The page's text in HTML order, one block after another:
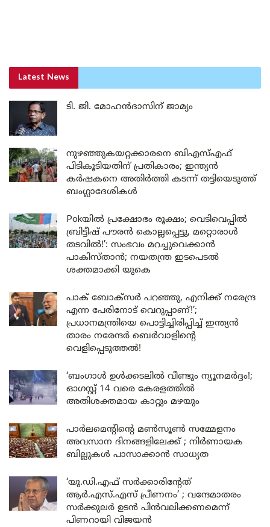
Latest News
ടി. ജി. മോഹൻദാസിന് ജാമ്യം
നുഴഞ്ഞുകയറ്റക്കാരനെ ബിഎസ്എഫ്
പിടികൂടിയതിന് പ്രതികാരം; ഇന്ത്യൻ
കർഷകനെ അതിർത്തി കടന്ന് തട്ടിയെടുത്ത്
ബംഗ്ലാദേശികൾ
Pokയിൽ പ്രക്ഷോഭം രൂക്ഷം; വെടിവെപ്പിൽ
ബ്രിട്ടീഷ് പൗരൻ കൊല്ലപ്പെട്ടു, മറ്റൊരാൾ
തടവിൽ!’: സംഭവം മറച്ചുവെക്കാൻ
പാകിസ്താൻ; നയതന്ത്ര ഇടപെടൽ
ശക്തമാക്കി യുകെ
പാക് ബോക്സർ പറഞ്ഞു, എനിക്ക് നരേന്ദ്ര
എന്ന പേരിനോട് വെറുപ്പാണ്!’;
പ്രധാനമന്ത്രിയെ പൊട്ടിച്ചിരിപ്പിച്ച് ഇന്ത്യൻ
താരം നരേന്ദർ ബെർവാളിന്റെ
വെളിപ്പെടുത്തൽ!
‘ബംഗാൾ ഉൾക്കടലിൽ വീണ്ടും ന്യൂനമർദ്ദം!;
ഓഗസ്റ്റ് 14 വരെ കേരളത്തിൽ
അതിശക്തമായ കാറ്റും മഴയും
പാർലമെന്റിന്റെ മൺസൂൺ സമ്മേളനം
അവസാന ദിനങ്ങളിലേക്ക് ; നിർണായക
ബില്ലുകൾ പാസാക്കാൻ സാധ്യത
‘യു.ഡി.എഫ് സർക്കാരിന്റേത്
ആർ.എസ്.എസ് പ്രീണനം’ ; വന്ദേമാതരം
സർക്കുലർ ഉടൻ പിൻവലിക്കണമെന്ന്
പിണറായി വിജയൻ